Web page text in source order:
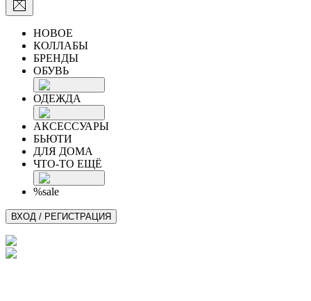
НОВОЕ
КОЛЛАБЫ
БРЕНДЫ
ОБУВЬ
ОДЕЖДА
АКСЕССУАРЫ
БЬЮТИ
ДЛЯ ДОМА
ЧТО-ТО ЕЩЁ
%sale
ВХОД / РЕГИСТРАЦИЯ